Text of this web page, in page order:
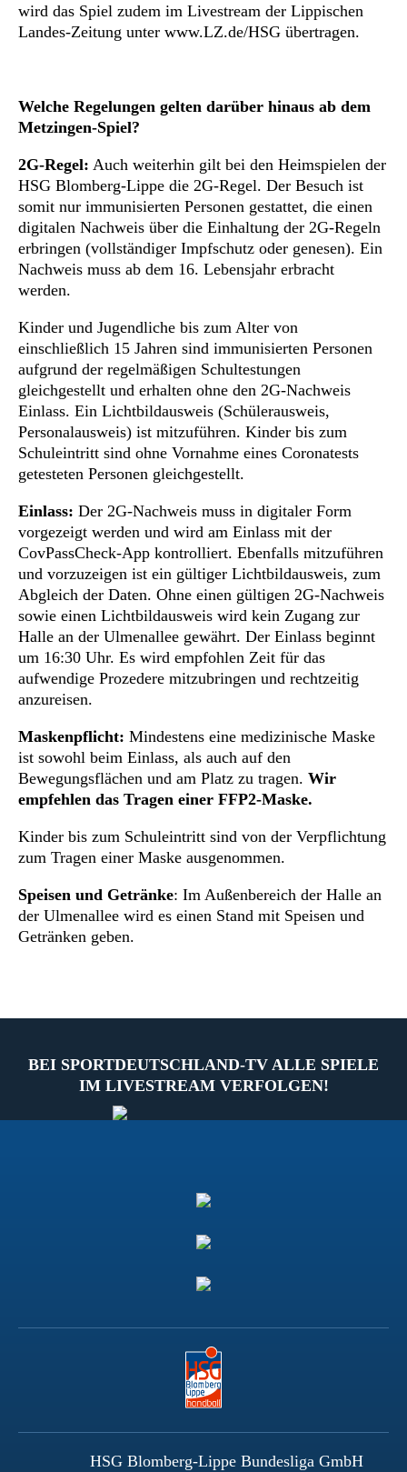
wird das Spiel zudem im Livestream der Lippischen
Landes-Zeitung unter www.LZ.de/HSG übertragen.
Welche Regelungen gelten darüber hinaus ab dem
Metzingen-Spiel?
2G-Regel: Auch weiterhin gilt bei den Heimspielen der
HSG Blomberg-Lippe die 2G-Regel. Der Besuch ist
somit nur immunisierten Personen gestattet, die einen
digitalen Nachweis über die Einhaltung der 2G-Regeln
erbringen (vollständiger Impfschutz oder genesen). Ein
Nachweis muss ab dem 16. Lebensjahr erbracht
werden.
Kinder und Jugendliche bis zum Alter von
einschließlich 15 Jahren sind immunisierten Personen
aufgrund der regelmäßigen Schultestungen
gleichgestellt und erhalten ohne den 2G-Nachweis
Einlass. Ein Lichtbildausweis (Schülerausweis,
Personalausweis) ist mitzuführen. Kinder bis zum
Schuleintritt sind ohne Vornahme eines Coronatests
getesteten Personen gleichgestellt.
Einlass: Der 2G-Nachweis muss in digitaler Form
vorgezeigt werden und wird am Einlass mit der
CovPassCheck-App kontrolliert. Ebenfalls mitzuführen
und vorzuzeigen ist ein gültiger Lichtbildausweis, zum
Abgleich der Daten. Ohne einen gültigen 2G-Nachweis
sowie einen Lichtbildausweis wird kein Zugang zur
Halle an der Ulmenallee gewährt. Der Einlass beginnt
um 16:30 Uhr. Es wird empfohlen Zeit für das
aufwendige Prozedere mitzubringen und rechtzeitig
anzureisen.
Maskenpflicht: Mindestens eine medizinische Maske
ist sowohl beim Einlass, als auch auf den
Bewegungsflächen und am Platz zu tragen. Wir
empfehlen das Tragen einer FFP2-Maske.
Kinder bis zum Schuleintritt sind von der Verpflichtung
zum Tragen einer Maske ausgenommen.
Speisen und Getränke: Im Außenbereich der Halle an
der Ulmenallee wird es einen Stand mit Speisen und
Getränken geben.
BEI SPORTDEUTSCHLAND-TV ALLE SPIELE
IM LIVESTREAM VERFOLGEN!
HSG Blomberg-Lippe Bundesliga GmbH